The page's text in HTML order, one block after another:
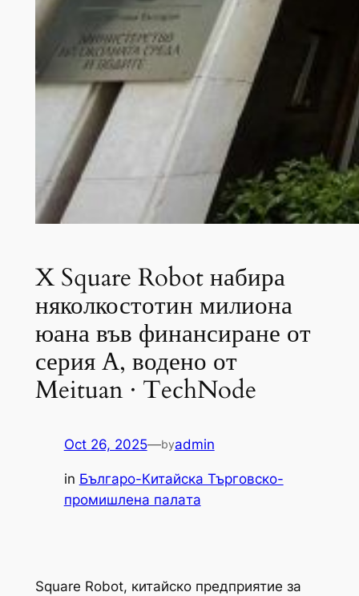
X Square Robot набира
няколкостотин милиона
юана във финансиране от
серия A, водено от
Meituan · TechNode
Oct 26, 2025—byadmin
in Българо-Китайска Търговско-
промишлена палaта
Square Robot, китайско предприятие за